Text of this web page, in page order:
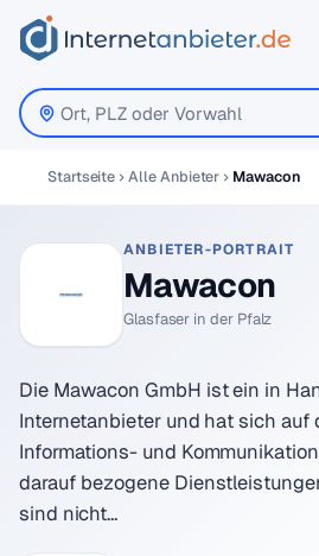
Startseite Alle Anbieter Mawacon
ANBIETER-PORTRAIT
Mawacon
Glasfaser in der Pfalz
Die Mawacon GmbH ist ein in
Internetanbieter und hat sich auf
Informations- und
darauf bezogene
sind nicht…